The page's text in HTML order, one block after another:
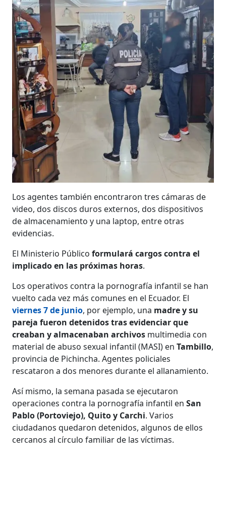
Los agentes también encontraron tres cámaras de
video, dos discos duros externos, dos dispositivos
de almacenamiento y una laptop, entre otras
evidencias.
El Ministerio Público formulará cargos contra el
implicado en las próximas horas.
Los operativos contra la pornografía infantil se han
vuelto cada vez más comunes en el Ecuador. El
viernes 7 de junio, por ejemplo, una madre y su
pareja fueron detenidos tras evidenciar que
creaban y almacenaban archivos multimedia con
material de abuso sexual infantil (MASI) enTambillo,
provincia de Pichincha. Agentes policiales
rescataron a dos menores durante el allanamiento.
Así mismo, la semana pasada se ejecutaron
operaciones contra la pornografía infantil enSan
Pablo (Portoviejo), Quito y Carchi. Varios
ciudadanos quedaron detenidos, algunos de ellos
cercanos al círculo familiar de las víctimas.